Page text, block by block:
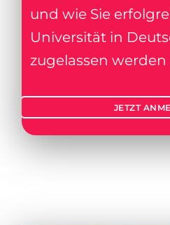
und wie Sie
Universität in
zugelassen
JETZT